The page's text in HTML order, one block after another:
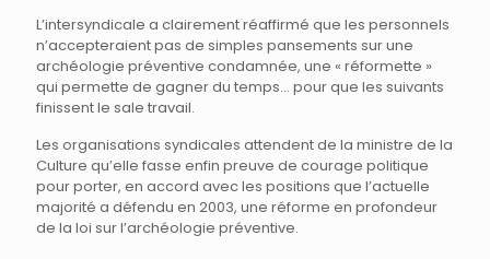
L’intersyndicale a clairement réaffirmé que les personnels
n’accepteraient pas de simples pansements sur une
archéologie préventive condamnée, une « réformette »
qui permette de gagner du temps… pour que les suivants
finissent le sale travail.
Les organisations syndicales attendent de la ministre de la
Culture qu’elle fasse enfin preuve de courage politique
pour porter, en accord avec les positions que l’actuelle
majorité a défendu en 2003, une réforme en profondeur
de la loi sur l’archéologie préventive.